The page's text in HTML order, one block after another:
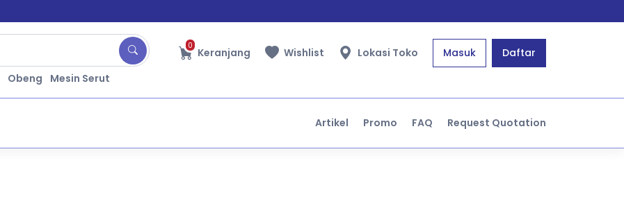
Obeng Mesin Serut
Keranjang
0 Wishlist Lokasi Toko Masuk Daftar
Artikel Promo FAQ Request Quotation